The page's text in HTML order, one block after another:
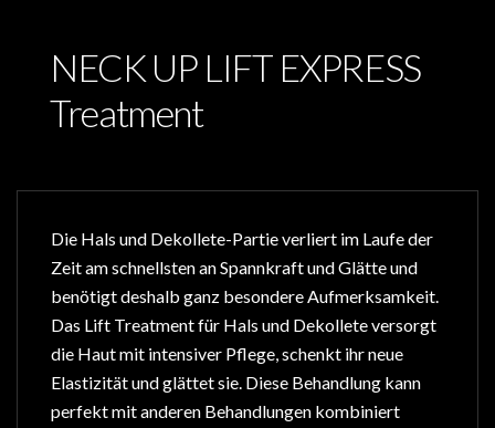
NECK UP LIFT EXPRESS
Treatment
Die Hals und Dekollete-Partie verliert im Laufe der
Zeit am schnellsten an Spannkraft und Glätte und
benötigt deshalb ganz besondere Aufmerksamkeit.
Das Lift Treatment für Hals und Dekollete versorgt
die Haut mit intensiver Pflege, schenkt ihr neue
Elastizität und glättet sie. Diese Behandlung kann
perfekt mit anderen Behandlungen kombiniert